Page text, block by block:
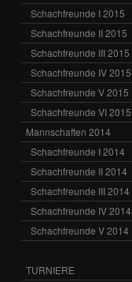
Schachfreunde I 2015
Schachfreunde II 2015
Schachfreunde III 2015
Schachfreunde IV 2015
Schachfreunde V 2015
Schachfreunde VI 2015
Mannschaften 2014
Schachfreunde I 2014
Schachfreunde II 2014
Schachfreunde III 2014
Schachfreunde IV 2014
Schachfreunde V 2014
TURNIERE